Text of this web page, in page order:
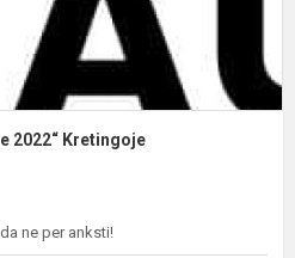
2022“ Kretingoje
ne per anksti!